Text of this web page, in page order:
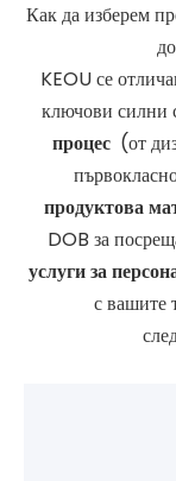
Как да изберем
KEOU се
ключови силни
процес (от
продуктова
DOB за
услуги за
с вашите